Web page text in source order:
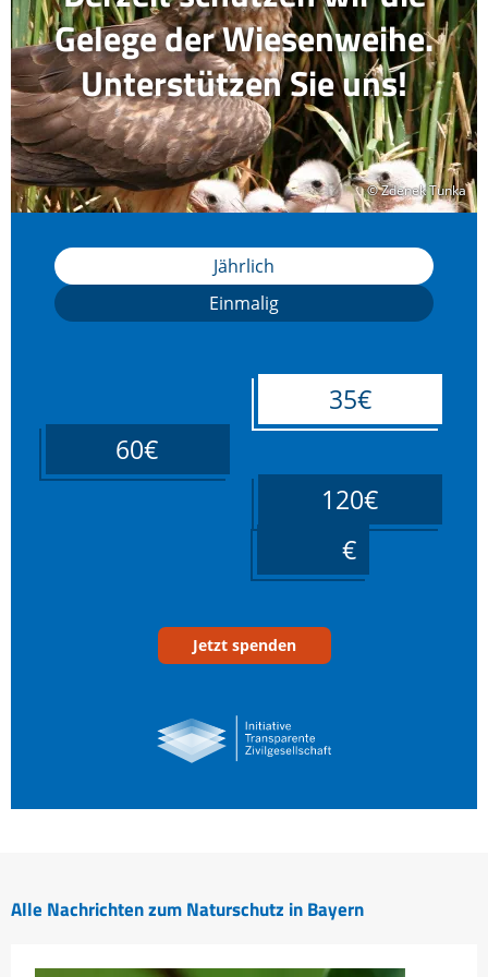
© Zdenek Tunka
© Zdenek Tunka
Gelege der Wiesenweihe.
Unterstützen Sie uns!
Jährlich
Einmalig
35€
60€
120€
Jetzt spenden
Alle Nachrichten zum Naturschutz in Bayern